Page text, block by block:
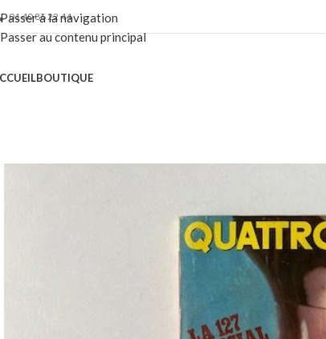
Passer à la navigation
Passer au contenu principal
01 40 86 22 44
BOUTIQUE